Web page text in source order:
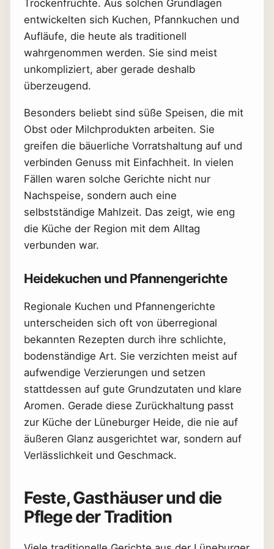
Trockenfrüchte. Aus solchen Grundlagen
entwickelten sich Kuchen, Pfannkuchen und
Aufläufe, die heute als traditionell
wahrgenommen werden. Sie sind meist
unkompliziert, aber gerade deshalb
überzeugend.
Besonders beliebt sind süße Speisen, die mit
Obst oder Milchprodukten arbeiten. Sie
greifen die bäuerliche Vorratshaltung auf und
verbinden Genuss mit Einfachheit. In vielen
Fällen waren solche Gerichte nicht nur
Nachspeise, sondern auch eine
selbstständige Mahlzeit. Das zeigt, wie eng
die Küche der Region mit dem Alltag
verbunden war.
Heidekuchen und Pfannengerichte
Regionale Kuchen und Pfannengerichte
unterscheiden sich oft von überregional
bekannten Rezepten durch ihre schlichte,
bodenständige Art. Sie verzichten meist auf
aufwendige Verzierungen und setzen
stattdessen auf gute Grundzutaten und klare
Aromen. Gerade diese Zurückhaltung passt
zur Küche der Lüneburger Heide, die nie auf
äußeren Glanz ausgerichtet war, sondern auf
Verlässlichkeit und Geschmack.
Feste, Gasthäuser und die
Pflege der Tradition